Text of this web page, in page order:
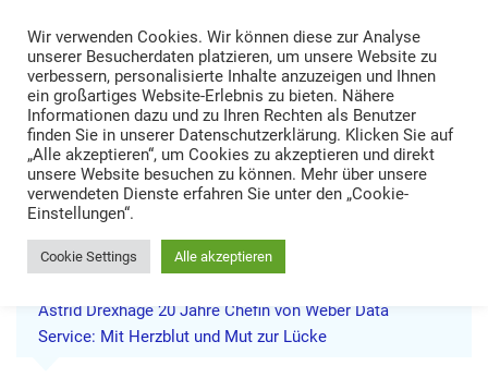
content
TRANS LOGISTIK NEWS
Technik • Kompetenz • Management
Astrid Drexhage 20 Jahre Chefin von Weber Data
Service: Mit Herzblut und Mut zur Lücke
Wir verwenden Cookies. Wir können diese zur Analyse
unserer Besucherdaten platzieren, um unsere Website zu
verbessern, personalisierte Inhalte anzuzeigen und Ihnen
ein großartiges Website-Erlebnis zu bieten. Nähere
Informationen dazu und zu Ihren Rechten als Benutzer
finden Sie in unserer Datenschutzerklärung. Klicken Sie auf
„Alle akzeptieren“, um Cookies zu akzeptieren und direkt
unsere Website besuchen zu können. Mehr über unsere
verwendeten Dienste erfahren Sie unter den „Cookie-
Einstellungen“.
Cookie Settings Alle akzeptieren